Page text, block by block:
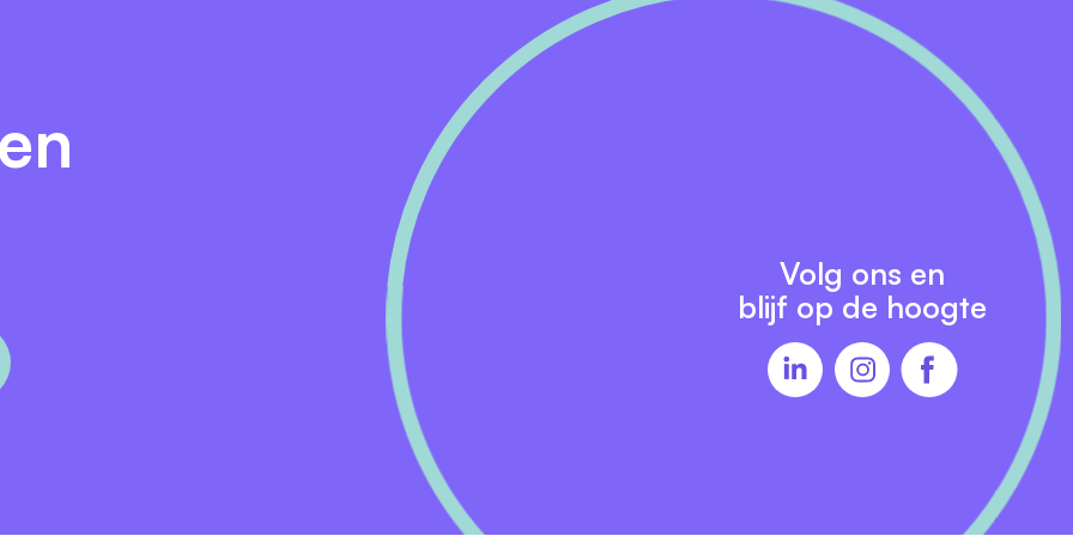
als in groepsbehandeling.
een flexibele instelling en een gezonde dosis
samenwerking.
motiveren tot en stimuleren in gedragsverandering zijn
gezonde leefstijl en het beleid van VNN van een volledig
en ruimte is om nieuwe ontwikkelingen in gang
en ontwikkelen. Voorbeelden hiervan zijn trainingen op
en Persoonlijk Leiderschap. Daarnaast hebben wij een ruim
Volg ons en
blijf op de hoogte